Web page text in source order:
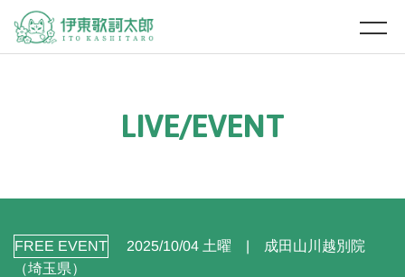
LIVE/EVENT
FREE EVENT 2025/10/04 土曜 成田山川越別院
（埼玉県）